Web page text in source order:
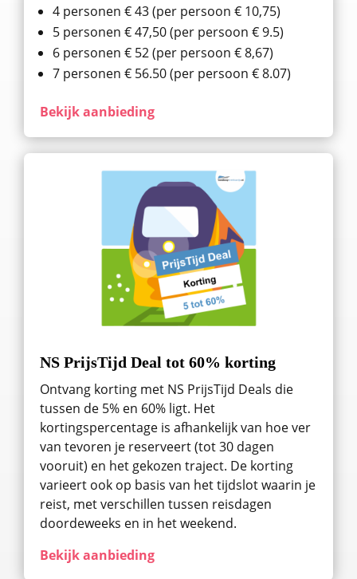
4 personen € 43 (per persoon € 10,75)
5 personen € 47,50 (per persoon € 9.5)
6 personen € 52 (per persoon € 8,67)
7 personen € 56.50 (per persoon € 8.07)
Bekijk aanbieding
NS PrijsTijd Deal tot 60% korting
Ontvang korting met NS PrijsTijd Deals die
tussen de 5% en 60% ligt. Het
kortingspercentage is afhankelijk van hoe ver
van tevoren je reserveert (tot 30 dagen
vooruit) en het gekozen traject. De korting
varieert ook op basis van het tijdslot waarin je
reist, met verschillen tussen reisdagen
doordeweeks en in het weekend.
Bekijk aanbieding